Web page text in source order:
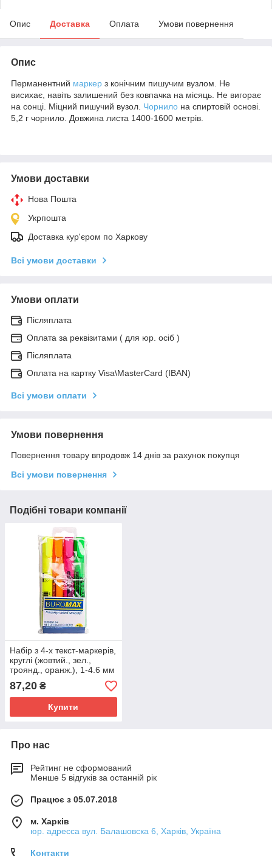
Опис Доставка Оплата Умови повернення
Опис
Перманентний маркер з конічним пишучим вузлом. Не
висихає, навіть залишений без ковпачка на місяць. Не вигорає
на сонці. Міцний пишучий вузол. Чорнило на спиртовій основі.
5,2 г чорнило. Довжина листа 1400-1600 метрів.
Умови доставки
Нова Пошта
Укрпошта
Доставка кур'єром по Харкову
Всі умови доставки
Умови оплати
Післяплата
Оплата за реквізитами ( для юр. осіб )
Післяплата
Оплата на картку Visa\MasterCard (IBAN)
Всі умови оплати
Умови повернення
Повернення товару впродовж 14 днів за рахунок покупця
Всі умови повернення
Подібні товари компанії
Набір з 4-х текст-маркерів,
круглі (жовтий., зел.,
троянд., оранж.), 1-4.6 мм
87,20 ₴
Купити
Про нас
Рейтинг не сформований
Менше 5 відгуків за останній рік
Працює з 05.07.2018
м. Харків
юр. адресса вул. Балашовска 6, Харків, Україна
Контакти